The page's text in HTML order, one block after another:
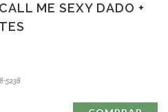
ME SEXY DADO +
5238